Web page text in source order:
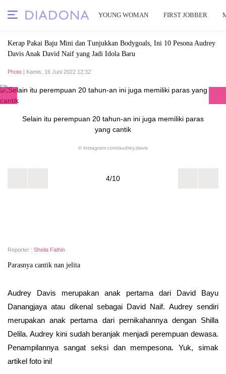
YOUNG WOMAN FIRST JOBBER
Kerap Pakai Baju Mini dan Tunjukkan Bodygoals, Ini 10 Pesona Audrey
Davis Anak David Naif yang Jadi Idola Baru
Photo | Kamis, 16 Juni 2022 12:32
Selain itu perempuan 20 tahun-an ini juga memiliki paras
yang cantik
© instagram.com/audrey.davis
4/10
Reporter : Sheila Fathin
Parasnya cantik nan jelita
Audrey Davis merupakan anak pertama dari David Bayu
Danangjaya atau dikenal sebagai David Naif. Audrey sendiri
merupakan anak pertama dari pernikahannya dengan Shilla
Delila. Audrey kini sudah beranjak menjadi perempuan dewasa.
Penampilannya sangat seksi dan mempesona. Yuk, simak
artikel foto ini!